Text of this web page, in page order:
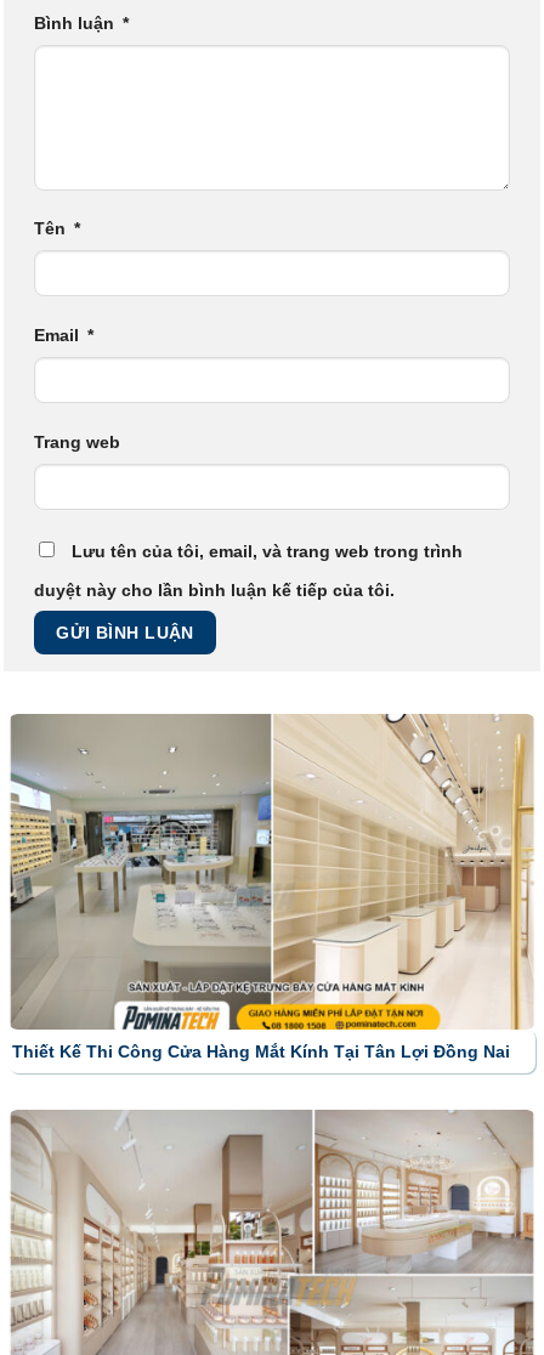
Bình luận *
Tên *
Email *
Trang web
Lưu tên của tôi, email, và trang web trong trình
duyệt này cho lần bình luận kế tiếp của tôi.
Thiết Kế Thi Công Cửa Hàng Mắt Kính Tại Tân Lợi Đồng Nai